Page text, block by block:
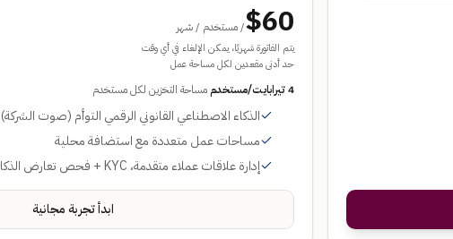
$60 / مستخدم / شهر
يتم الفاتورة شهريًا، يمكن الإلغاء في أي وقت
حد أدنى مقعدين لكل مساحة عمل
4 تيرابايت/مستخدم مساحة التخزين لكل مستخدم
الذكاء الاصطناعي القانوني الرقمي التوأم (صوت الشركة)
مساحات عمل متعددة مع استضافة محلية
إدارة علاقات عملاء متقدمة، KYC + فحص تعارض الذكاء الاصطناعي
ابدأ تجربة مجانية